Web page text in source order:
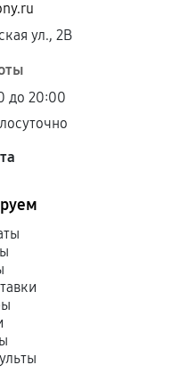
ул., 2В
до 20:00